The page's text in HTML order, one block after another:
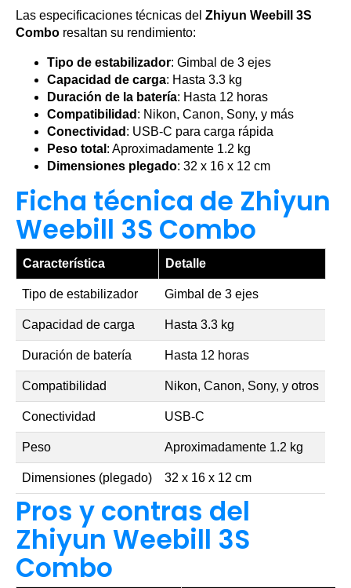
Las especificaciones técnicas del Zhiyun Weebill 3S
Combo resaltan su rendimiento:
Tipo de estabilizador: Gimbal de 3 ejes
Capacidad de carga: Hasta 3.3 kg
Duración de la batería: Hasta 12 horas
Compatibilidad : Nikon, Canon, Sony, y más
Conectividad : USB-C para carga rápida
Peso total : Aproximadamente 1.2 kg
Dimensiones plegado: 32 x 16 x 12 cm
Ficha técnica de Zhiyun
Weebill 3S Combo
Característica Detalle
Tipo de estabilizador Gimbal de 3 ejes
Capacidad de carga Hasta 3.3 kg
Duración de batería Hasta 12 horas
Compatibilidad Nikon, Canon, Sony, y otros
Conectividad USB-C
Peso Aproximadamente 1.2 kg
Dimensiones (plegado) 32 x 16 x 12 cm
Pros y contras del
Zhiyun Weebill 3S
Combo